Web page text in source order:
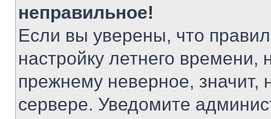
неправильное!
Если вы уверены, что
настройку летнего
прежнему неверное, значит,
сервере. Уведомите